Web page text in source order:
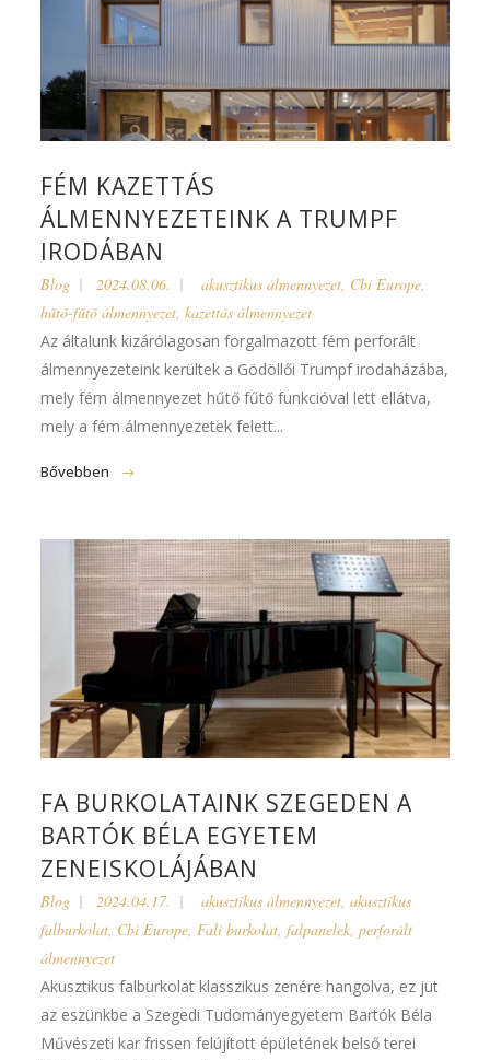
FÉM KAZETTÁS
ÁLMENNYEZETEINK A TRUMPF
IRODÁBAN
Blog 2024.08.06. akusztikus álmennyezet, Cbi Europe,
hűtő-fűtő álmennyezet,kazettás álmennyezet
Az általunk kizárólagosan forgalmazott fém perforált
álmennyezeteink kerültek a Gödöllői Trumpf irodaházába,
mely fém álmennyezet hűtő fűtő funkcióval lett ellátva,
mely a fém álmennyezetek felett...
Bővebben
FA BURKOLATAINK SZEGEDEN A
BARTÓK BÉLA EGYETEM
ZENEISKOLÁJÁBAN
Blog 2024.04.17. akusztikus álmennyezet,akusztikus
falburkolat, Cbi Europe,Fali burkolat,falpanelek,perforált
álmennyezet
Akusztikus falburkolat klasszikus zenére hangolva, ez jut
az eszünkbe a Szegedi Tudományegyetem Bartók Béla
Művészeti kar frissen felújított épületének belső terei